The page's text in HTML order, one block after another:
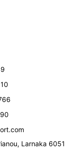
, Larnaka 6051